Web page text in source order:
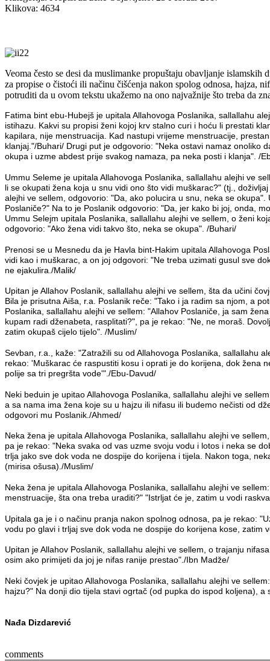
Klikova: 4634
Veoma često se desi da muslimanke propuštaju obavljanje islamskih
za propise o čistoći ili načinu čišćenja nakon spolog odnosa, hajza,
potruditi da u ovom tekstu ukažemo na ono najvažnije što treba da
Fatima bint ebu-Hubejš je upitala Allahovoga Poslanika, sallallahu
istihazu. Kakvi su propisi ženi kojoj krv stalno curi i hoću li prestati
kapilara, nije menstruacija. Kad nastupi vrijeme menstruacije,
klanjaj."/Buhari/ Drugi put je odgovorio: "Neka ostavi namaz onoliko
okupa i uzme abdest prije svakog namaza, pa neka posti i klanja". /
Ummu Seleme je upitala Allahovoga Poslanika, sallallahu alejhi ve
li se okupati žena koja u snu vidi ono što vidi muškarac?" (tj.,
alejhi ve sellem, odgovorio: "Da, ako polucira u snu, neka se
Poslaniče?" Na to je Poslanik odgovorio: "Da, jer kako bi joj, onda,
Ummu Selejm upitala Poslanika, sallallahu alejhi ve sellem, o ženi
odgovorio: "Ako žena vidi takvo što, neka se okupa". /Buhari/
Prenosi se u Mesnedu da je Havla bint-Hakim upitala Allahovoga
vidi kao i muškarac, a on joj odgovori: "Ne treba uzimati gusul sve
ne ejakulira./Malik/
Upitan je Allahov Poslanik, sallallahu alejhi ve sellem, šta da učini
Bila je prisutna Aiša, r.a. Poslanik reče: "Tako i ja radim sa njom, a
Poslanika, sallallahu alejhi ve sellem: "Allahov Poslaniče, ja sam
kupam radi dženabeta, rasplitati?", pa je rekao: "Ne, ne moraš.
zatim okupaš cijelo tijelo". /Muslim/
Sevban, r.a., kaže: "Zatražili su od Allahovoga Poslanika, sallallahu
rekao: 'Muškarac će raspustiti kosu i oprati je do korijena, dok žena
polije sa tri pregršta vode'"./Ebu-Davud/
Neki beduin je upitao Allahovoga Poslanika, sallallahu alejhi ve
a sa nama ima žena koje su u hajzu ili nifasu ili budemo nečisti od
odgovori mu Poslanik./Ahmed/
Neka žena je upitala Allahovoga Poslanika, sallallahu alejhi ve
pa je rekao: "Neka svaka od vas uzme svoju vodu i lotos i neka se
trlja jako sve dok voda ne dospije do korijena i tijela. Nakon toga,
(mirisa ošusa)./Muslim/
Neka žena je upitala Allahovoga Poslanika, sallallahu alejhi ve
menstruacije, šta ona treba uraditi?" "Istrljat će je, zatim u vodi
Upitala ga je i o načinu pranja nakon spolnog odnosa, pa je rekao:
vodu po glavi i trljaj sve dok voda ne dospije do korijena kose, zatim
Upitan je Allahov Poslanik, sallallahu alejhi ve sellem, o trajanju
osim ako primijeti da joj je nifas ranije prestao"./Ibn Madže/
Neki čovjek je upitao Allahovoga Poslanika, sallallahu alejhi ve
hajzu?" Na donji dio tijela stavi ogrtač (od pupka do ispod koljena),
Nađa Dizdarević
comments